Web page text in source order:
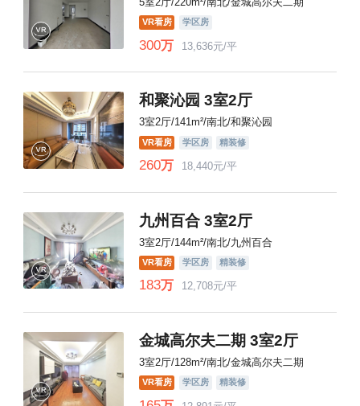
VR看房 学区房
300万 13,636元/平
和聚沁园 3室2厅
3室2厅/141m²/南北/和聚沁园
VR看房 学区房 精装修
260万 18,440元/平
九州百合 3室2厅
3室2厅/144m²/南北/九州百合
VR看房 学区房 精装修
183万 12,708元/平
金城高尔夫二期 3室2厅
3室2厅/128m²/南北/金城高尔夫二期
VR看房 学区房 精装修